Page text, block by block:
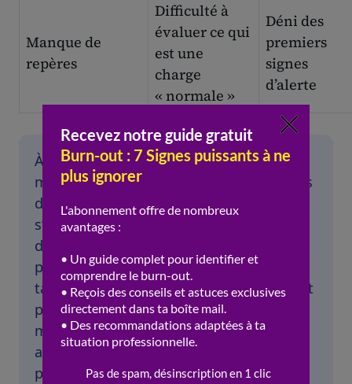
Manque de
repères
Difficulté à
évaluer ce qui
est une
charge
« normale »
Déni des
premiers
signes
d’alerte
À peine deux ans après mon diplôme, je
me retrouvais à pleurer dans les toilettes
de l’agence parce qu’un tableau Excel ne
s’ouvrait pas. Ensuite : cette réaction
disproportionnée a été ma première
prise de conscience que mon « agilité »
tant vantée en entretien n’était qu’un mot
poli pour désigner un sacrifice total de
mon sommeil. J’ai réalisé que j’avais
accepté des charges de travail délirantes
pour prouver ma valeur, sans voir que